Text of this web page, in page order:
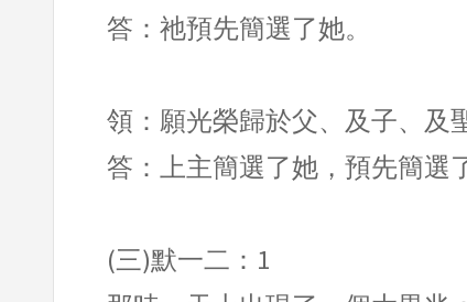
答：祂預先簡選了她。
領：願光榮歸於父、及子、及
答：上主簡選了她，預先簡選
(三)默一二：1